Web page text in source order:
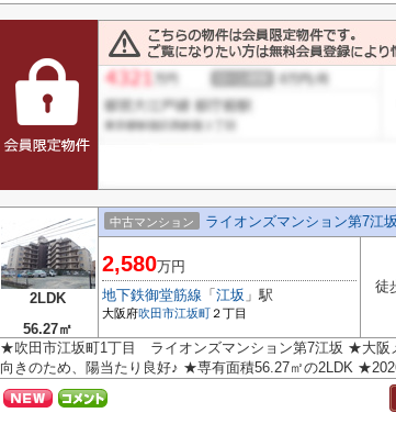
2LDK
56.27㎡
中古マンション ライオンズマンション第7江坂
2,580万円
地下鉄御堂筋線 「 江坂 」駅
大阪府吹田市江坂町 ２丁目
徒
★吹田市江坂町1丁目 ライオンズマンション第7江坂 ★大阪
向きのため、陽当たり良好♪ ★専有面積56.27㎡の2LDK